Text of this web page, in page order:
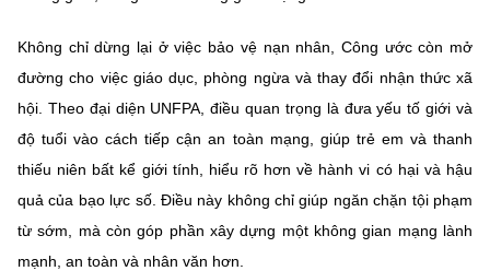
Không chỉ dừng lại ở việc bảo vệ nạn nhân, Công ước còn mở
đường cho việc giáo dục, phòng ngừa và thay đổi nhận thức xã
hội. Theo đại diện UNFPA, điều quan trọng là đưa yếu tố giới và
độ tuổi vào cách tiếp cận an toàn mạng, giúp trẻ em và thanh
thiếu niên bất kể giới tính, hiểu rõ hơn về hành vi có hại và hậu
quả của bạo lực số. Điều này không chỉ giúp ngăn chặn tội phạm
từ sớm, mà còn góp phần xây dựng một không gian mạng lành
mạnh, an toàn và nhân văn hơn.